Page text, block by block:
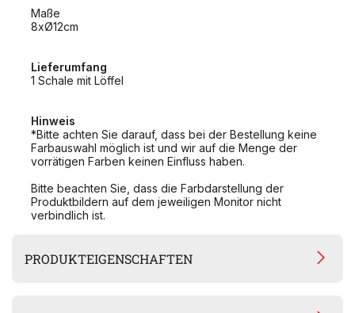
Maße
8xØ12cm
Lieferumfang
1 Schale mit Löffel
Hinweis
*Bitte achten Sie darauf, dass bei der Bestellung keine
Farbauswahl möglich ist und wir auf die Menge der
vorrätigen Farben keinen Einfluss haben.
Bitte beachten Sie, dass die Farbdarstellung der
Produktbildern auf dem jeweiligen Monitor nicht
verbindlich ist.
PRODUKTEIGENSCHAFTEN